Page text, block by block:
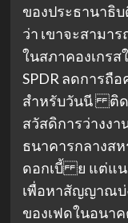
ของประธานาธิ
ว่า เขาจะสามา
ในสภาคองเกรส
SPDR ลดการถื
สําหรับวันนี ติด
สวัสดิการว่างง
ธนาคารกลางส
ดอกเบี้ ย แต่แน
เพื่อหาสัญญาณบ่
ของเฟดในอนา